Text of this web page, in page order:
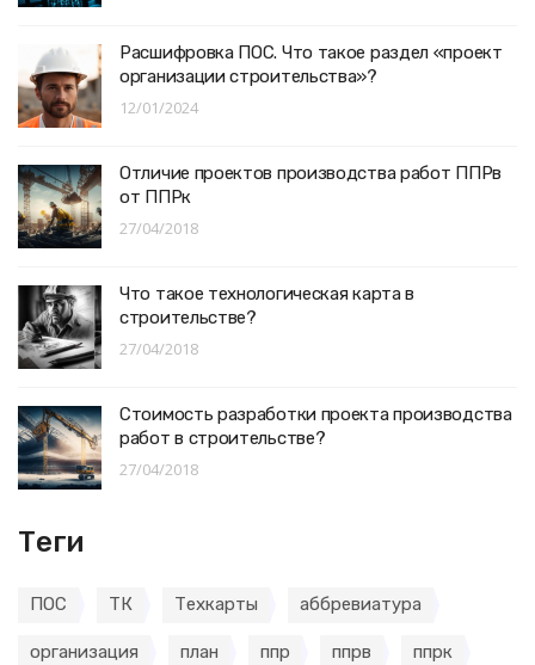
Расшифровка ПОС. Что такое раздел «проект
организации строительства»?
12/01/2024
Отличие проектов производства работ ППРв
от ППРк
27/04/2018
Что такое технологическая карта в
строительстве?
27/04/2018
Стоимость разработки проекта производства
работ в строительстве?
27/04/2018
Теги
ПОС ТК Техкарты аббревиатура
организация план ппр ппрв ппрк